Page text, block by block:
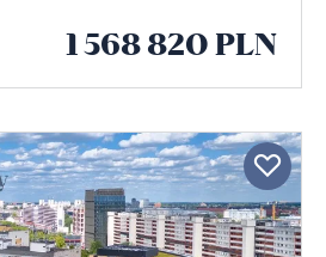
1 568 820 PLN